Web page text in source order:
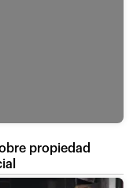
propiedad